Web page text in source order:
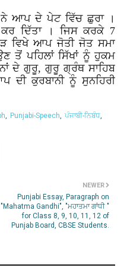
ਨੇ ਆਪ ਦੇ ਪੇਟ ਵਿੱਚ ਛੁਰਾ
।
ਕਰ ਦਿੱਤਾ । ਜਿਸ ਕਰਕੇ7
ਵਿਖੇ ਆਪ ਜੋਤੀ ਜੋਤ ਸਮਾ
ਤੋਂ ਪਹਿਲਾਂ ਸਿੱਖਾਂ ਨੂੰ ਹੁਕਮ
ਦੇ ਗੁਰੂ,ਗੁਰੂ ਗ੍ਰੰਥ ਸਾਹਿਬ
ਦੀ ਕੁਰਬਾਨੀ ਨੂੰ ਸੁਨਹਿਰੀ
Punjabi-Speech
ਪੰਜਾਬੀ-ਨਿਬੰਧ
NEWER
Punjabi Essay, Paragraph on
"Mahatma Gandhi", "ਮਹਾਤਮਾ ਗਾਂਧੀ "
for Class 8, 9, 10, 11, 12 of
Punjab Board, CBSE Students.